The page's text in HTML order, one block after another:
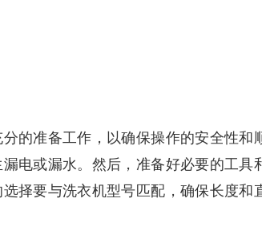
的准备工作，以确保操作的安全性和
电或漏水。然后，准备好必要的工具
择要与洗衣机型号匹配，确保长度和